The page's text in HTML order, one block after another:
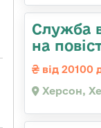
Служба
на
від 20100
Херсон,